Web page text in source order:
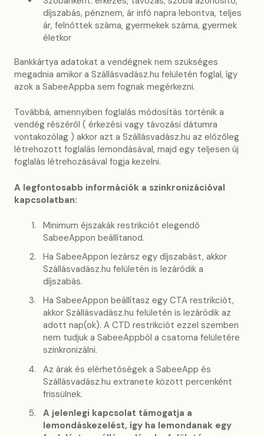
díjszabás, pénznem, ár infó napra lebontva, teljes
ár, felnőttek száma, gyermekek száma, gyermek
életkor
Bankkártya adatokat a vendégnek nem szükséges
megadnia amikor a Szállásvadász.hu felületén foglal, így
azok a SabeeAppba sem fognak megérkezni.
Továbbá, amennyiben foglalás módosítás történik a
vendég részéről ( érkezési vagy távozási dátumra
vontakozólag ) akkor azt a Szállásvadász.hu az előzőleg
létrehozott foglalás lemondásával, majd egy teljesen új
foglalás létrehozásával fogja kezelni.
A legfontosabb információk a szinkronizációval
kapcsolatban:
Minimum éjszakák restrikciót elegendő
SabeeAppon beállítanod.
Ha SabeeAppon lezársz egy díjszabást, akkor
Szállásvadász.hu felületén is lezáródik a
díjszabás.
Ha SabeeAppon beállítasz egy CTA restrikciót,
akkor Szállásvadász.hu felületén is lezáródik az
adott nap(ok). A CTD restrikciót ezzel szemben
nem tudjuk a SabeeAppból a csatorna felületére
szinkronizálni.
Az árak és elérhetőségek a SabeeApp és
Szállásvadász.hu extranete között percenként
frissülnek.
A jelenlegi kapcsolat támogatja a
lemondáskezelést, így ha lemondanak egy